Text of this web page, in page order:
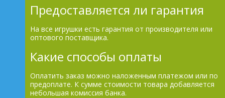
Предоставляется ли гарантия
На все игрушки есть гарантия от производителя или
оптового поставщика.
Какие способы оплаты
Оплатить заказ можно наложенным платежом или по
предоплате. К сумме стоимости товара добавляется
небольшая комиссия банка.